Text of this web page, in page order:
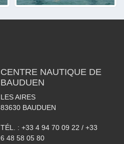
CENTRE NAUTIQUE DE
BAUDUEN
LES AIRES
83630 BAUDUEN
TÉL. : +33 4 94 70 09 22 / +33
6 48 58 05 80